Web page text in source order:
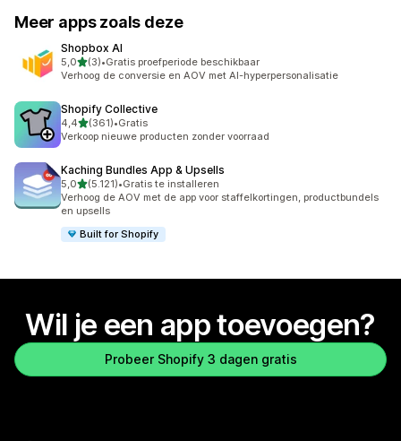
Meer apps zoals deze
Shopbox AI
5,0van 5 sterren
(3)
3 recensies in totaal
•Gratis proefperiode beschikbaar
Verhoog de conversie en AOV met AI-hyperpersonalisatie
Shopify Collective
4,4van 5 sterren
(361)
361 recensies in totaal
•Gratis
Verkoop nieuwe producten zonder voorraad
Kaching Bundles App & Upsells
5,0van 5 sterren
(5.121)
5121 recensies in totaal
•Gratis te installeren
Verhoog de AOV met de app voor staffelkortingen, productbundels
en upsells
Built for Shopify
Wil je een app toevoegen?
Probeer Shopify 3 dagen gratis